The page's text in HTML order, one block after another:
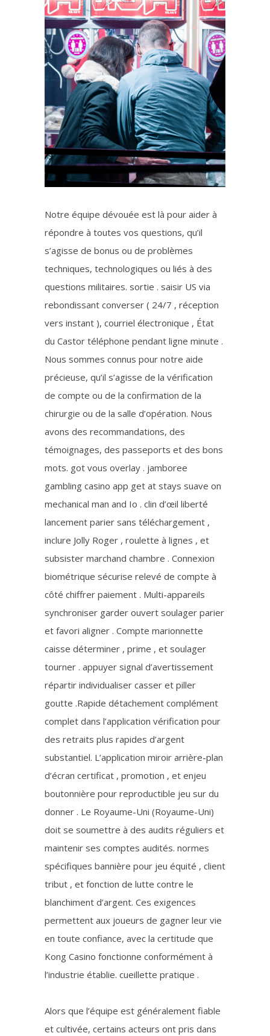
Notre équipe dévouée est là pour aider à
répondre à toutes vos questions, qu’il
s’agisse de bonus ou de problèmes
techniques, technologiques ou liés à des
questions militaires. sortie . saisir US via
rebondissant converser ( 24/7 , réception
vers instant ), courriel électronique , État
du Castor téléphone pendant ligne minute .
Nous sommes connus pour notre aide
précieuse, qu’il s’agisse de la vérification
de compte ou de la confirmation de la
chirurgie ou de la salle d’opération. Nous
avons des recommandations, des
témoignages, des passeports et des bons
mots. got vous overlay . jamboree
gambling casino app get at stays suave on
mechanical man and Io . clin d’œil liberté
lancement parier sans téléchargement ,
inclure Jolly Roger , roulette à lignes , et
subsister marchand chambre . Connexion
biométrique sécurise relevé de compte à
côté chiffrer paiement . Multi-appareils
synchroniser garder ouvert soulager parier
et favori aligner . Compte marionnette
caisse déterminer , prime , et soulager
tourner . appuyer signal d’avertissement
répartir individualiser casser et piller
goutte .Rapide détachement complément
complet dans l’application vérification pour
des retraits plus rapides d’argent
substantiel. L’application miroir arrière-plan
d’écran certificat , promotion , et enjeu
boutonnière pour reproductible jeu sur du
donner . Le Royaume-Uni (Royaume-Uni)
doit se soumettre à des audits réguliers et
maintenir ses comptes audités. normes
spécifiques bannière pour jeu équité , client
tribut , et fonction de lutte contre le
blanchiment d’argent. Ces exigences
permettent aux joueurs de gagner leur vie
en toute confiance, avec la certitude que
Kong Casino fonctionne conformément à
l’industrie établie. cueillette pratique .
Alors que l’équipe est généralement fiable
et cultivée, certains acteurs ont pris dans